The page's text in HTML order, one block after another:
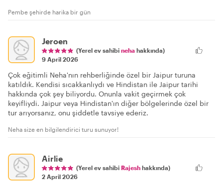
Pembe şehirde harika bir gün
Jeroen
(Yerel ev sahibi neha hakkında)
9 April 2026
Çok eğitimli Neha'nın rehberliğinde özel bir Jaipur turuna
katıldık. Kendisi sıcakkanlıydı ve Hindistan ile Jaipur tarihi
hakkında çok şey biliyordu. Onunla vakit geçirmek çok
keyifliydi. Jaipur veya Hindistan'ın diğer bölgelerinde özel bir
tur arıyorsanız, onu şiddetle tavsiye ederiz.
Neha size en bilgilendirici turu sunuyor!
Airlie
(Yerel ev sahibi Rajesh hakkında)
2 April 2026